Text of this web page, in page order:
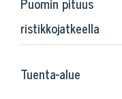
ristikkojatkeella
Tuenta-alue